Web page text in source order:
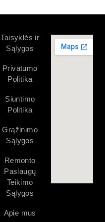
Taisyklės ir
Sąlygos
Privatumo
Politika
Siuntimo
Politika
Grąžinimo
Sąlygos
Remonto
Paslaugų
Teikimo
Sąlygos
Apie mus